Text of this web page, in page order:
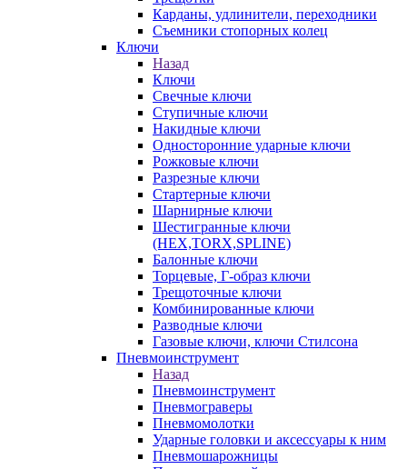
Карданы, удлинители, переходники
Съемники стопорных колец
Ключи
Назад
Ключи
Свечные ключи
Ступичные ключи
Накидные ключи
Односторонние ударные ключи
Рожковые ключи
Разрезные ключи
Стартерные ключи
Шарнирные ключи
Шестигранные ключи
(HEX,TORX,SPLINE)
Балонные ключи
Торцевые, Г-образ ключи
Трещоточные ключи
Комбинированные ключи
Разводные ключи
Газовые ключи, ключи Стилсона
Пневмоинструмент
Назад
Пневмоинструмент
Пневмограверы
Пневмомолотки
Ударные головки и аксессуары к ним
Пневмошарожницы